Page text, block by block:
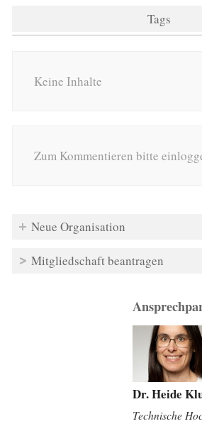
Tags
Keine Inhalte
Zum Kommentieren bitte
Neue Organisation
Mitgliedschaft beantragen
Dr. Heide
Technische